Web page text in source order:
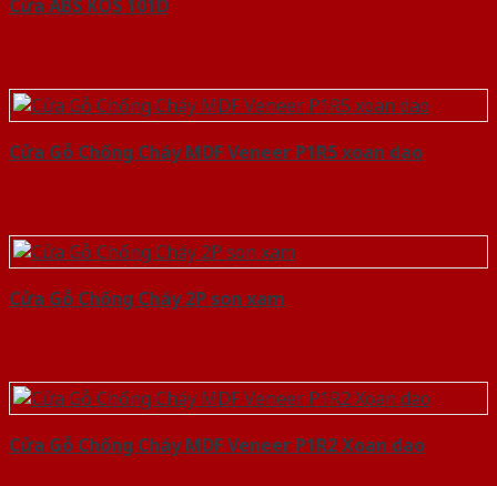
Cửa ABS KOS 101D
Cửa Gỗ Chống Cháy MDF Veneer P1R5 xoan dao
Cửa Gỗ Chống Cháy 2P son xam
Cửa Gỗ Chống Cháy MDF Veneer P1R2 Xoan dao